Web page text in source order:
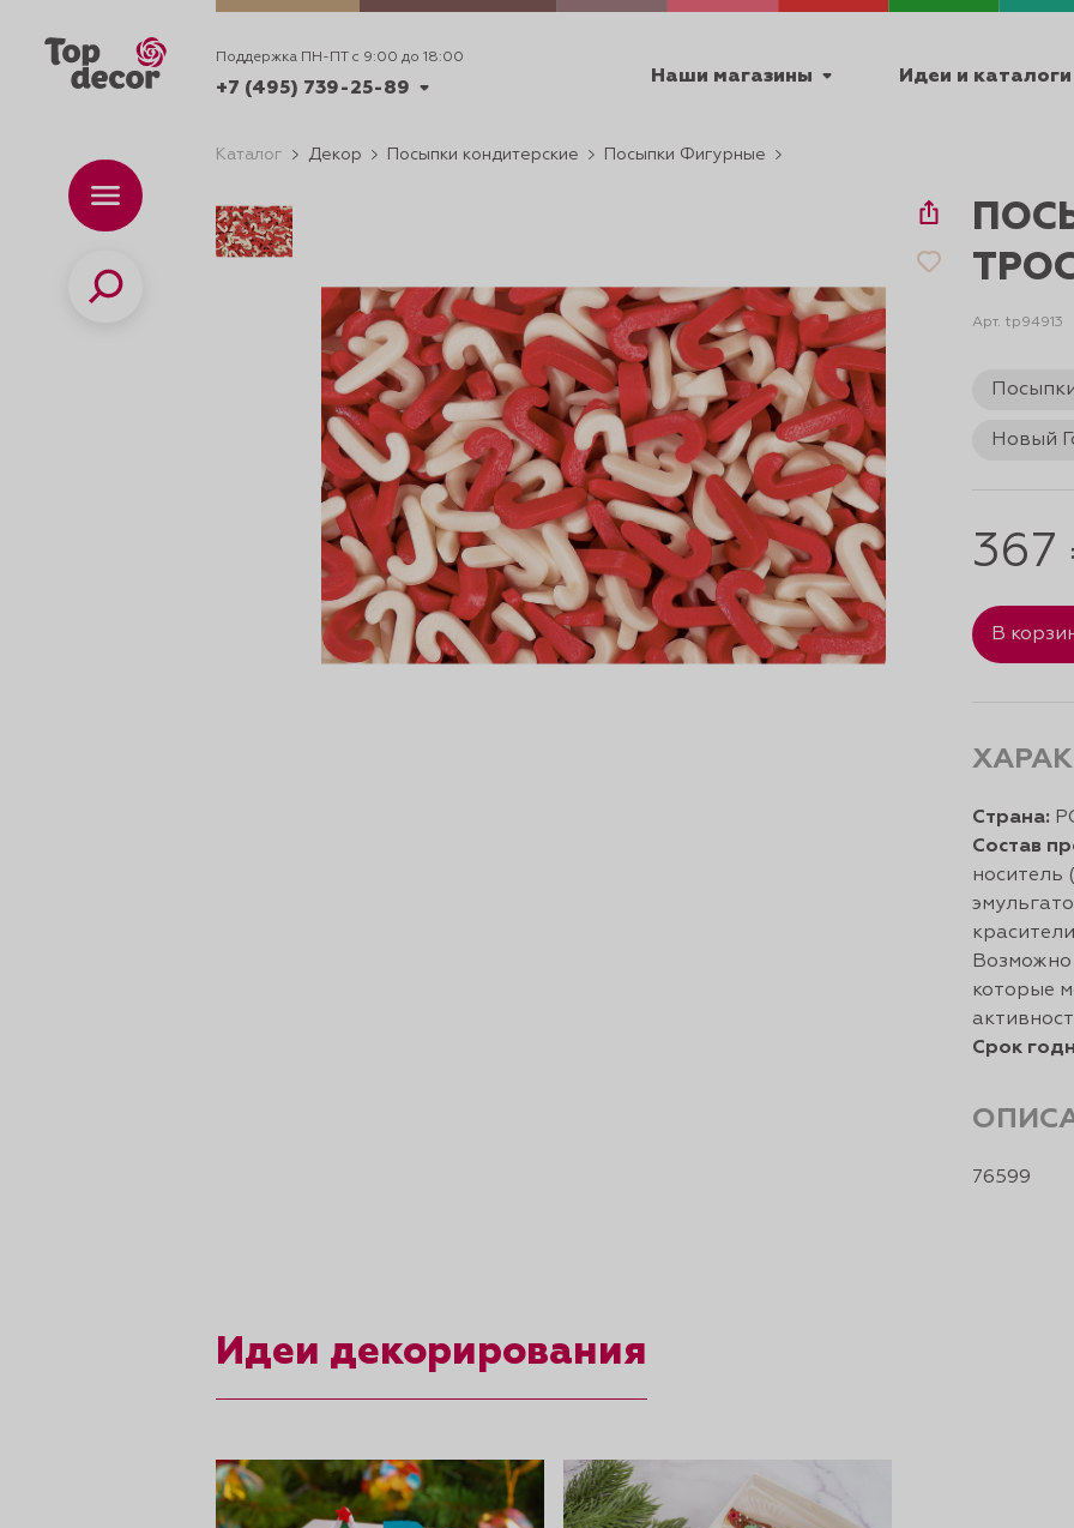
Поддержка ПН-ПТ с 9:00 до 18:00
+7 (495) 739-25-89
+7 (495) 739-25-89
Наши магазины Идеи и каталоги
ИДЕИ
ДЕКОРИРОВАНИЯ
ТЕХНИЧЕСКИЕ
УРОКИ ПАСХА
Каталог
Поиск
Каталог Декор Посыпки кондитерские Посыпки Фигурные
Арт. tp94913
Новый
367
В
76599
Страна:
Состав
носитель
Возможно
которые
Срок
Идеи декорирования